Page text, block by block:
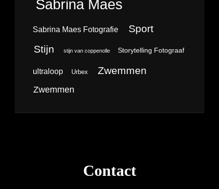
Sabrina Maes
Sabrina Maes Fotografie Sport
Stijn stijn van coppenolle Storytelling Fotograaf
ultraloop Urbex Zwemmen
Zwemmen
Contact